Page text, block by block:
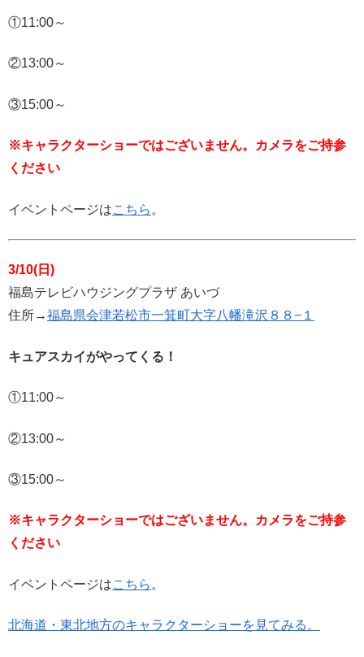
①11:00～
②13:00～
③15:00～
※キャラクターショーではございません。カメラをご持参
ください
イベントページはこちら 。
3/10(日)
福島テレビハウジングプラザ あいづ
住所→福島県会津若松市一箕町大字八幡滝沢８８−１
キュアスカイがやってくる！
①11:00～
②13:00～
③15:00～
※キャラクターショーではございません。カメラをご持参
ください
イベントページはこちら 。
北海道・東北地方のキャラクターショーを見てみる。